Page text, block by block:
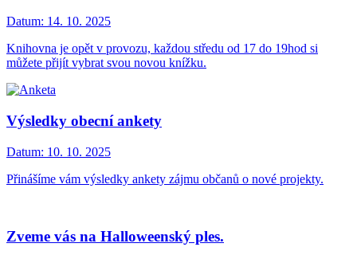
Datum: 14. 10. 2025
Knihovna je opět v provozu, každou středu od 17 do 19hod si
můžete přijít vybrat svou novou knížku.
Výsledky obecní ankety
Datum: 10. 10. 2025
Přinášíme vám výsledky ankety zájmu občanů o nové projekty.
Zveme vás na Halloweenský ples.